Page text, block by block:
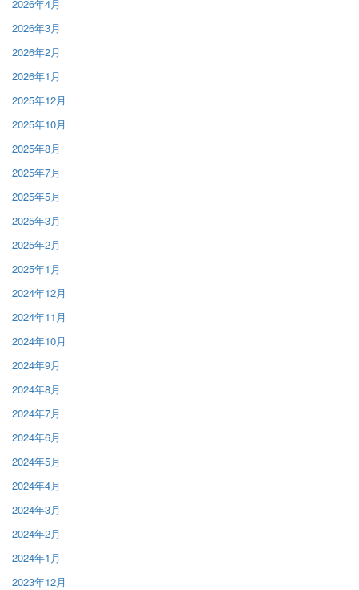
2026年4月
2026年3月
2026年2月
2026年1月
2025年12月
2025年10月
2025年8月
2025年7月
2025年5月
2025年3月
2025年2月
2025年1月
2024年12月
2024年11月
2024年10月
2024年9月
2024年8月
2024年7月
2024年6月
2024年5月
2024年4月
2024年3月
2024年2月
2024年1月
2023年12月